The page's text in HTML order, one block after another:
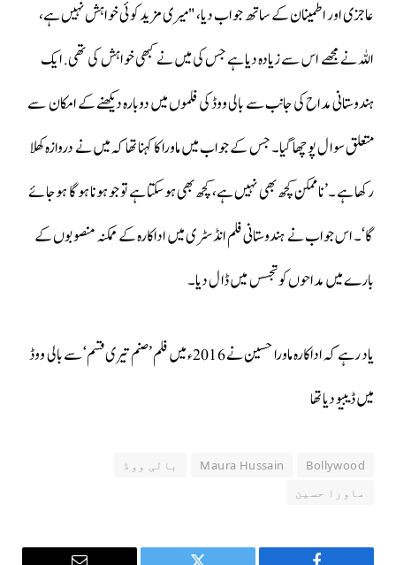
عاجزی اور اطمینان کے ساتھ جواب دیا، "میری مزید کوئی خواہش نہیں ہے،
اللہ نے مجھے اس سے زیادہ دیا ہے جس کی میں نے کبھی خواہش کی تھی. ایک
ہندوستانی مداح کی جانب سے بالی ووڈ کی فلموں میں دوبارہ دیکھنے کے امکان سے
متعلق سوال پوچھا گیا۔ جس کے جواب میں ماورا کا کہنا تھا کہ میں نے دروازہ کھلا
رکھا ہے ۔’ناممکن کچھ بھی نہیں ہے، کچھ بھی ہوسکتا ہے تو جو ہونا ہوگا ہوجائے
گا‘۔ اس جواب نے ہندوستانی فلم انڈسٹری میں اداکارہ کے ممکنہ منصوبوں کے
بارے میں مداحوں کو تجسس میں ڈال دیا۔
یاد رہے کہ اداکارہ ماورا حسین نے 2016ء میں فلم ’صنم تیری قسم‘ سے بالی ووڈ
میں ڈیبیو دیا تھا
Bollywood
Maura Hussain
بالی ووڈ
ماورا حسین